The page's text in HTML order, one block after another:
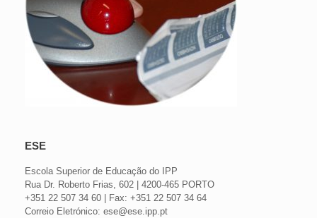
ESE
Escola Superior de Educação do IPP
Rua Dr. Roberto Frias, 602 | 4200-465 PORTO
+351 22 507 34 60 | Fax: +351 22 507 34 64
Correio Eletrónico: ese@ese.ipp.pt